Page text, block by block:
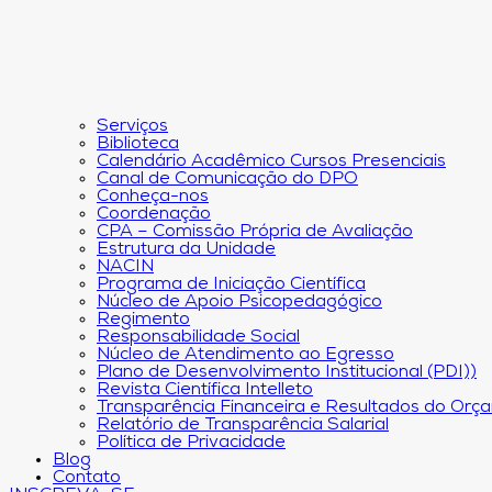
Serviços
Biblioteca
Calendário Acadêmico Cursos Presenciais
Canal de Comunicação do DPO
Conheça-nos
Coordenação
CPA – Comissão Própria de Avaliação
Estrutura da Unidade
NACIN
Programa de Iniciação Científica
Núcleo de Apoio Psicopedagógico
Regimento
Responsabilidade Social
Núcleo de Atendimento ao Egresso
Plano de Desenvolvimento Institucional (PDI))
Revista Científica Intelleto
Transparência Financeira e Resultados do
Relatório de Transparência Salarial
Política de Privacidade
Blog
Contato